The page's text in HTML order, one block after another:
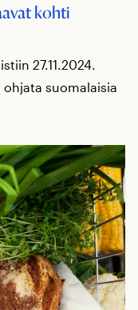
kohti
27.11.2024.
suomalaisia